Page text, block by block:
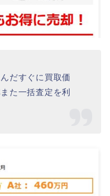
だすぐに買取価
た一括査定を利